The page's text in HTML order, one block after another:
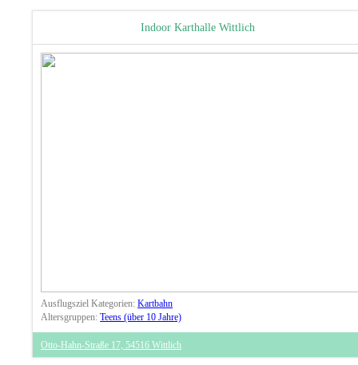
Indoor Karthalle Wittlich
Ausflugsziel Kategorien:Kartbahn
Altersgruppen:Teens (über 10 Jahre)
Otto-Hahn-Straße 17, 54516 Wittlich